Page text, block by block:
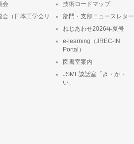
会
会（日本工学会リ
技術ロードマップ
部門・支部ニュースレター
ねじあわせ2026年夏号
e-learning（JREC-IN
Portal）
図書室案内
JSME談話室「き・か・
い」